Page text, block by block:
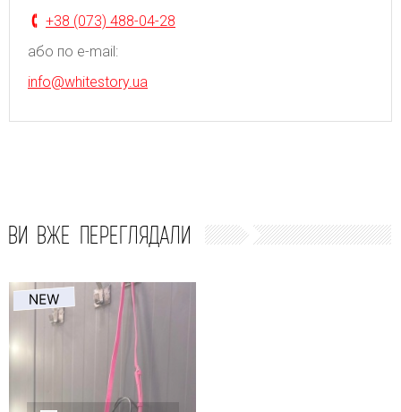
+38 (073) 488-04-28
або по e-mail:
info@whitestory.ua
ВИ ВЖЕ ПЕРЕГЛЯДАЛИ